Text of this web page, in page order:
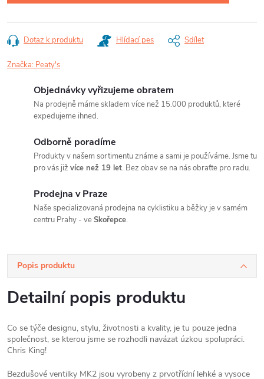
Dotaz k produktu Hlídací pes Sdílet
Značka: Peaty's
Objednávky vyřizujeme obratem
Na prodejně máme skladem více než 15.000 produktů, které
expedujeme ihned.
Odborně poradíme
Produkty v našem sortimentu známe a sami je používáme. Jsme tu
pro vás již více než 19 let. Bez obav se na nás obraťte pro radu.
Prodejna v Praze
Naše specializovaná prodejna na cyklistiku a běžky je v samém
centru Prahy - veSkořepce.
Popis produktu
Detailní popis produktu
Co se týče designu, stylu, životnosti a kvality, je tu pouze jedna
společnost, se kterou jsme se rozhodli navázat úzkou spolupráci.
Chris King!
Bezdušové ventilky MK2 jsou vyrobeny z prvotřídní lehké a vysoce